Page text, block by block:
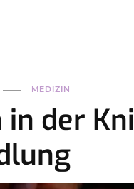
MEDIZIN
der